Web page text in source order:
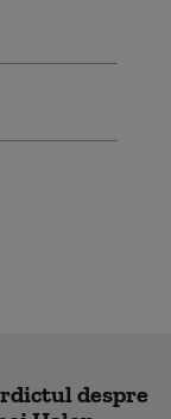
despre